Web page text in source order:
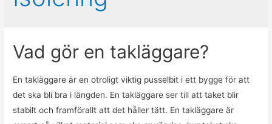
Vad gör en takläggare?
En takläggare är en otroligt viktig pusselbit i ett bygge för att
det ska bli bra i längden. En takläggare ser till att taket blir
stabilt och framförallt att det håller tätt. En takläggare är